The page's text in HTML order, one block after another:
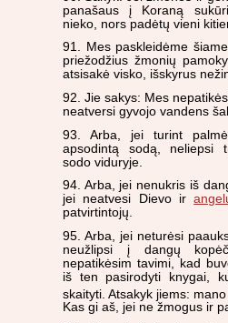
panašaus į Koraną
nieko, nors padėtų vieni
91. Mes paskleidėme
priežodžius žmonių
atsisakė visko, išskyrus
92. Jie sakys: Mes
neatversi gyvojo vandens
93. Arba, jei turint
apsodintą sodą, neliepsi
sodo viduryje.
94. Arba, jei nenukris iš
jei neatvesi Dievo ir
patvirtintojų.
95. Arba, jei neturėsi
neužlipsi į dangų
nepatikėsim tavimi, kad
iš ten pasirodyti knygai,
skaityti. Atsakyk jiems:
Kas gi aš, jei ne žmogus ir